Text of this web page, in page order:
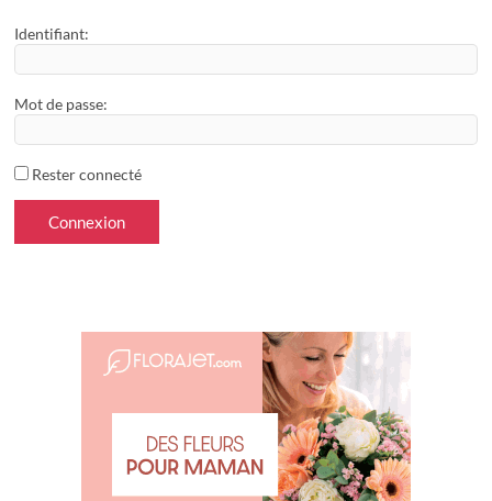
Identifiant:
Mot de passe:
Rester connecté
Connexion